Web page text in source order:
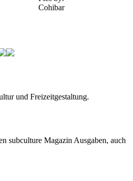
Cohibar
und Freizeitgestaltung.
subculture Magazin Ausgaben, auch